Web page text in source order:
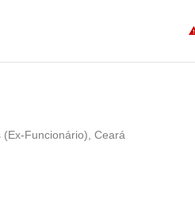
Funcionário), Ceará